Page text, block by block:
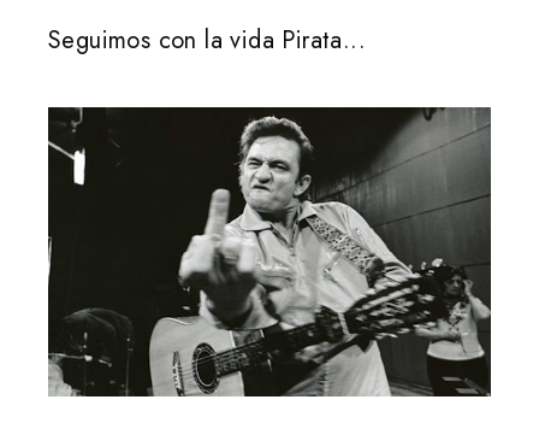
Seguimos con la vida Pirata...